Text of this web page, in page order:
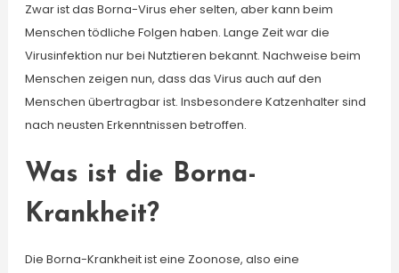
Zwar ist das Borna-Virus eher selten, aber kann beim
Menschen tödliche Folgen haben. Lange Zeit war die
Virusinfektion nur bei Nutztieren bekannt. Nachweise beim
Menschen zeigen nun, dass das Virus auch auf den
Menschen übertragbar ist. Insbesondere Katzenhalter sind
nach neusten Erkenntnissen betroffen.
Was ist die Borna-
Krankheit?
Die Borna-Krankheit ist eine Zoonose, also eine